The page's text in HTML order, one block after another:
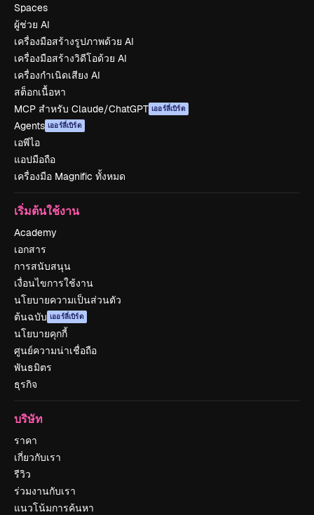
Spaces
ผู้ช่วย AI
เครื่องมือสร้างรูปภาพด้วย AI
เครื่องมือสร้างวิดีโอด้วย AI
เครื่องกำเนิดเสียง AI
สต็อกเนื้อหา
MCP สำหรับ Claude/ChatGPT เออร์ลี่เบิร์ด
Agents เออร์ลี่เบิร์ด
เอพีไอ
แอปมือถือ
เครื่องมือ Magnific ทั้งหมด
เริ่มต้นใช้งาน
Academy
เอกสาร
การสนับสนุน
เงื่อนไขการใช้งาน
นโยบายความเป็นส่วนตัว
ต้นฉบับ เออร์ลี่เบิร์ด
นโยบายคุกกี้
ศูนย์ความน่าเชื่อถือ
พันธมิตร
ธุรกิจ
บริษัท
ราคา
เกี่ยวกับเรา
รีวิว
ร่วมงานกับเรา
แนวโน้มการค้นหา